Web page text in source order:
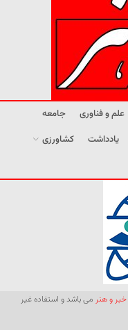
علم و فناوری
جامعه
یادداشت
کشاورزی
خبر و هنر می باشد و استفاده غیر